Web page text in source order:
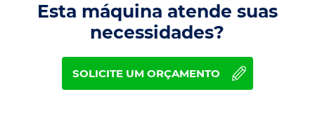
Esta máquina atende suas
necessidades?
SOLICITE UM ORÇAMENTO